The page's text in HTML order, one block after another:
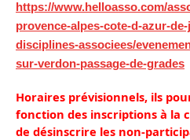
https://www.helloasso.com/
provence-alpes-cote-d-azur-
disciplines-associees/
sur-verdon-passage-de-grades
Horaires prévisionnels, ils
fonction des inscriptions à la
de désinscrire les non-